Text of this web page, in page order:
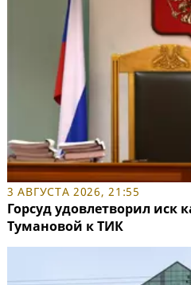
3 АВГУСТА 2026, 21:55
Горсуд удовлетворил иск
Тумановой к ТИК